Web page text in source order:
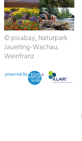
Suche
Impressum
Kontakt
Landscape.
Tourism
Offer
Art &
Crafts, Science
Social
© pixabay, Naturpark
Jauerling-Wachau,
Weinfranz